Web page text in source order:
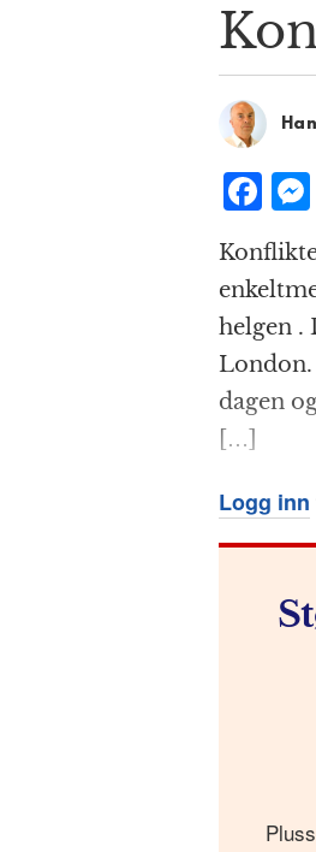
F
a
c
e
b
o
o
helgen .
dagen
[…]
Logg inn